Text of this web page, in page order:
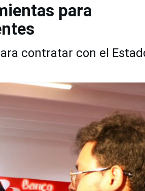
para
contratar con el